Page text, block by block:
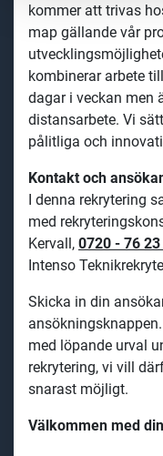
kommer att trivas
map gällande vår
kombinerar arbete
dagar i veckan men
distansarbete. Vi
pålitliga och
Kontakt och
I denna rekrytering
med
Kervall, 0720 - 76
Intenso
Skicka in din
med löpande urval
rekrytering, vi vill
snarast möjligt.
Välkommen med